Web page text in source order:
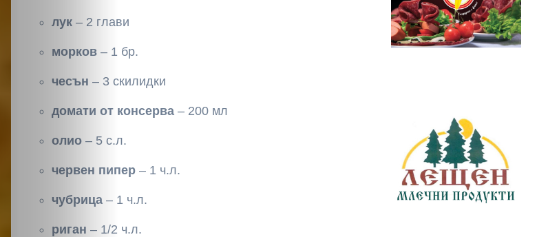
лук – 2 глави
морков – 1 бр.
чесън – 3 скилидки
домати от консерва – 200 мл
олио – 5 с.л.
червен пипер – 1 ч.л.
чубрица – 1 ч.л.
риган – 1/2 ч.л.